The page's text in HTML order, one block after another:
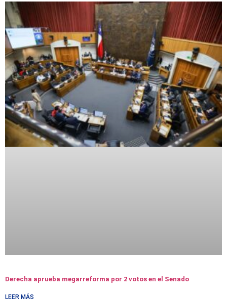
Derecha aprueba megarreforma por 2 votos en el Senado
LEER MÁS